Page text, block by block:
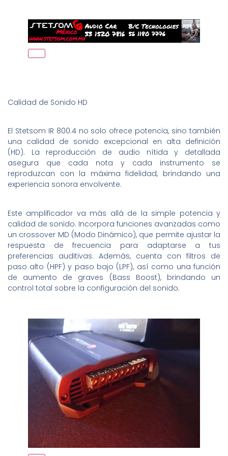
Calidad de Sonido HD
El Stetsom IR 800.4 no solo ofrece potencia, sino también
una calidad de sonido excepcional en alta definición
(HD). La reproducción de audio nítida y detallada
asegura que cada nota y cada instrumento se
reproduzcan con la máxima fidelidad, brindando una
experiencia sonora envolvente.
Este amplificador va más allá de la simple potencia y
calidad de sonido. Incorpora funciones avanzadas como
un crossover MD (Modo Dinámico), que permite ajustar la
respuesta de frecuencia para adaptarse a tus
preferencias auditivas. Además, cuenta con filtros de
paso alto (HPF) y paso bajo (LPF), así como una función
de aumento de graves (Bass Boost), brindando un
control total sobre la configuración del sonido.